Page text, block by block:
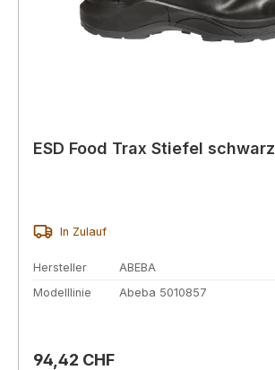
ESD Food Trax Stiefel schwarz
In Zulauf
Hersteller
ABEBA
Modelllinie
Abeba 5010857
Regulärer Preis:
94,42 CHF